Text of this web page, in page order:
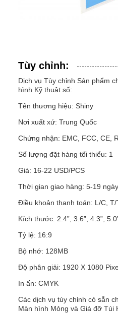
Tùy chỉnh:
Dịch vụ Tùy chỉnh Sản phẩm
hình Kỹ thuật số:
Tên thương hiệu: Shiny
Nơi xuất xứ: Trung Quốc
Chứng nhận: EMC, FCC, CE,
Số lượng đặt hàng tối thiểu: 1
Giá: 16-22 USD/PCS
Thời gian giao hàng: 5-19
Điều khoản thanh toán: L/C,
Kích thước: 2.4”, 3.6”, 4.3”,
Tỷ lệ: 16:9
Bộ nhớ: 128MB
Độ phân giải: 1920 X 1080
In ấn: CMYK
Các dịch vụ tùy chỉnh có sẵn
Màn hình Mỏng và Giá đỡ Túi